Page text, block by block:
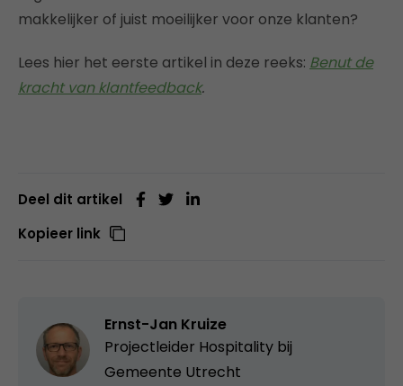
makkelijker of juist moeilijker voor onze klanten?
Lees hier het eerste artikel in deze reeks: Benut de
kracht van klantfeedback.
Deel dit artikel
Kopieer link
Ernst-Jan Kruize
Projectleider Hospitality bij
Gemeente Utrecht